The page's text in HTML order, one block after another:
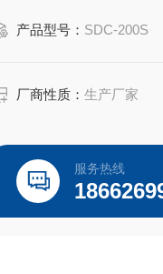
产品型号： SDC-200S
厂商性质：生产厂家
服务热线